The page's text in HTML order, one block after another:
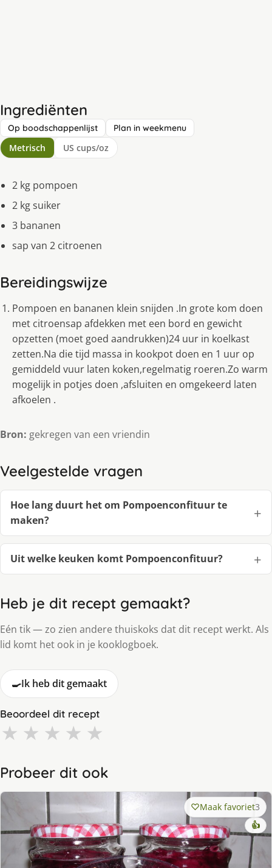
Ingrediënten
Op boodschappenlijst Plan in weekmenu
Metrisch US cups/oz
2 kg pompoen
2 kg suiker
3 bananen
sap van 2 citroenen
Bereidingswijze
Pompoen en bananen klein snijden .In grote kom doen
met citroensap afdekken met een bord en gewicht
opzetten (moet goed aandrukken)24 uur in koelkast
zetten.Na die tijd massa in kookpot doen en 1 uur op
gemiddeld vuur laten koken,regelmatig roeren.Zo warm
mogelijk in potjes doen ,afsluiten en omgekeerd laten
afkoelen .
Bron: gekregen van een vriendin
Veelgestelde vragen
Hoe lang duurt het om Pompoenconfituur te
maken?
Uit welke keuken komt Pompoenconfituur?
Heb je dit recept gemaakt?
Eén tik — zo zien andere thuiskoks dat dit recept werkt. Als
lid komt het ook in je kooklogboek.
🍳Ik heb dit gemaakt
Beoordeel dit recept
★ ★ ★ ★ ★
Probeer dit ook
Maak favoriet3
👍